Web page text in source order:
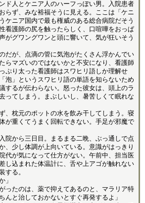
ド人とケニア人のハーフっぽい男。入院患者
らず、みな裕福そうに見える。ここは「ケニ
ケニア国内で最も権威のある総合病院だそう
看護師の尻を触ったらしく、口喧嘩をおっぱ
がグワングワンと頭に響いて、気が狂いそう
だが、点滴の管に気泡がたくさん浮かんでい
らマズいのではないかと不安になり、看護師
ぷり太った看護師はスワヒリ語しか理解せ
泡」というスワヒリ語の単語を知らないため
するが伝わらない。怒った彼女は、頭上のラ
ってしまう。まぶしいし、暑苦しくて眠れな
、枕元のポットの水を飲み干してしまう。寝
が重くてうまく回転できない。手足が邪魔で
院から三日目。まるまる二晩、ぶっ通しで点
、少し体調が上向いている。意識がはっきり
代が気になって仕方がない。午前中、担当医
し込まれた体温計に、舌や上アゴが触れない
する。
」
ったのは、薬で抑えてあるのと、マラリア特
んと治しておかないとすぐ再発するよ」